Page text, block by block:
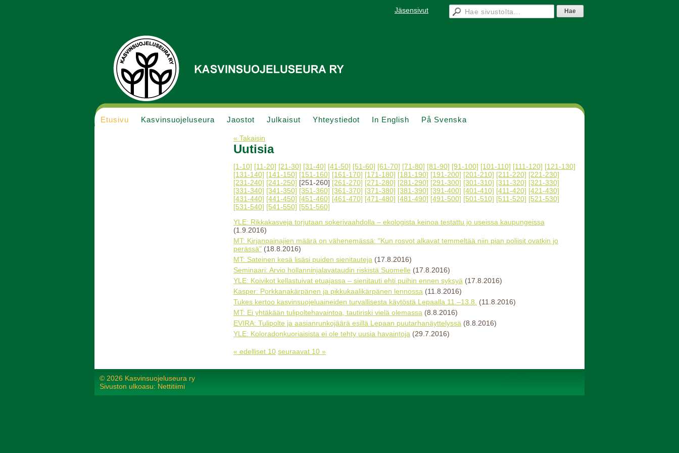
Jäsensivut
Etusivu Kasvinsuojeluseura Jaostot Julkaisut Yhteystiedot In English På Svenska
« Takaisin
Uutisia
[1-10] [11-20] [21-30] [31-40] [41-50] [51-60] [61-70] [71-80] [81-90] [91-100] [101-110] [111-120] [121-130]
[131-140] [141-150] [151-160] [161-170] [171-180] [181-190] [191-200] [201-210] [211-220] [221-230]
[231-240] [241-250] [251-260] [261-270] [271-280] [281-290] [291-300] [301-310] [311-320] [321-330]
[331-340] [341-350] [351-360] [361-370] [371-380] [381-390] [391-400] [401-410] [411-420] [421-430]
[431-440] [441-450] [451-460] [461-470] [471-480] [481-490] [491-500] [501-510] [511-520] [521-530]
[531-540] [541-550] [551-560]
YLE: Rikkakasveja torjutaan sokerivaahdolla – ekologista keinoa testattu jo useissa kaupungeissa
(1.9.2016)
MT: Kirjanpainajien määrä on vähenemässä: "Kun rosvot alkavat temmeltää niin pian poliisit ovatkin jo
perässä" (18.8.2016)
MT: Sateinen kesä lisäsi puiden sienitauteja (17.8.2016)
Seminaari: Arvio hollanninjalavataudin riskistä Suomelle (17.8.2016)
YLE: Koivikot kellastuivat etuajassa – sienitauti ehti puihin ennen syksyä (17.8.2016)
Kasper: Porkkanakärpänen ja pikkukaalikärpänen lennossa (11.8.2016)
Tukes kertoo kasvinsuojeluaineiden turvallisesta käytöstä Lepaalla 11.–13.8.
(11.8.2016)
MT: Ei yhtäkään tulipoltehavaintoa, tautiriski vielä olemassa (8.8.2016)
EVIRA: Tulipolte ja aasianrunkojäärä esillä Lepaan puutarhanäyttelyssä (8.8.2016)
YLE: Koloradonkuoriaisista ei ole tehty uusia havaintoja (29.7.2016)
« edelliset 10 seuraavat 10 »
© 2026 Kasvinsuojeluseura ry
Sivuston ulkoasu: Nettitiimi